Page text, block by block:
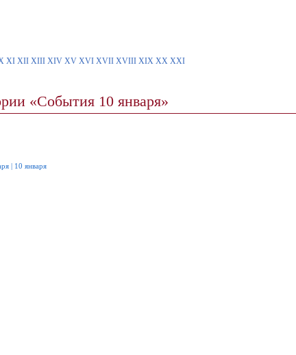
XI XII XIII XIV XV XVI XVII XVIII XIX XX XXI
«События 10 января»
| 10 января